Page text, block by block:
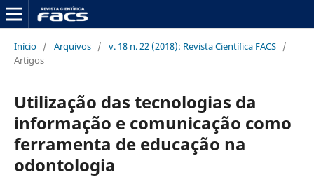
Início / Arquivos / v. 18 n. 22 (2018): Revista Científica FACS /
Artigos
Utilização das tecnologias da
informação e comunicação como
ferramenta de educação na
odontologia